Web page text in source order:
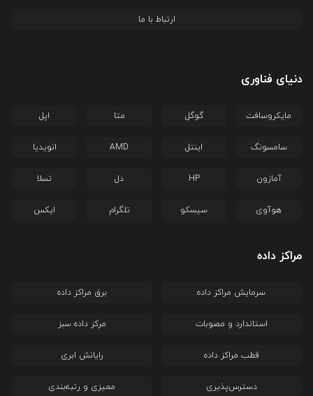
ارتباط با ما
دنیای فناوری
مایکروسافت گوگل متا اپل
سامسونگ اینتل AMD انویدیا
آمازون HP دل تسلا
هوآوی سیسکو تلگرام ایکس
مراکز داده
سرمایش مراکز داده برق مراکز داده
استاندارد و مصوبات مرکز داده سبز
قطب مراکز داده رایانش ابری
دسترس‌پذیری ممیزی و رتبه‌بندی